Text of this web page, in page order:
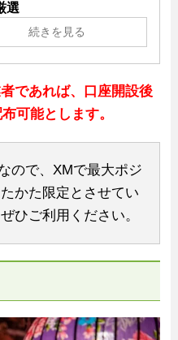
選
続きを見る
であれば、口座開設後
可能とします。
ので、XMで最大ポジ
かた限定とさせてい
ひご利用ください。